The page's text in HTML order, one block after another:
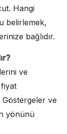
Hangi
belirlemek,
bağlıdır.
ve
Göstergeler ve
yönünü